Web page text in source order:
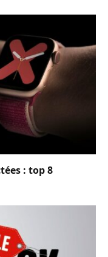
: top 8